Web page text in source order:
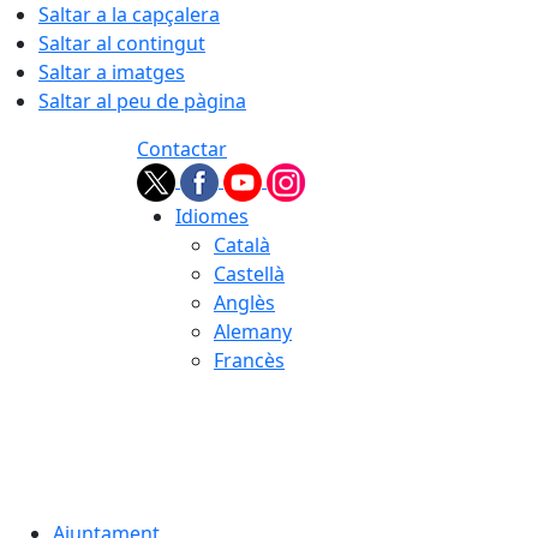
Saltar a la capçalera
Saltar al contingut
Saltar a imatges
Saltar al peu de pàgina
Contactar
Idiomes
Català
Castellà
Anglès
Alemany
Francès